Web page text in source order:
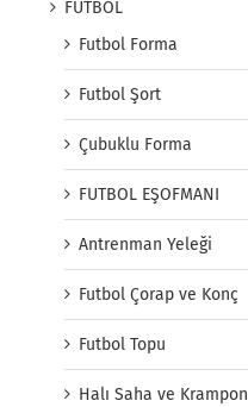
FUTBOL
Futbol Forma
Futbol Şort
Çubuklu Forma
FUTBOL EŞOFMANI
Antrenman Yeleği
Futbol Çorap ve Konç
Futbol Topu
Halı Saha ve Krampon